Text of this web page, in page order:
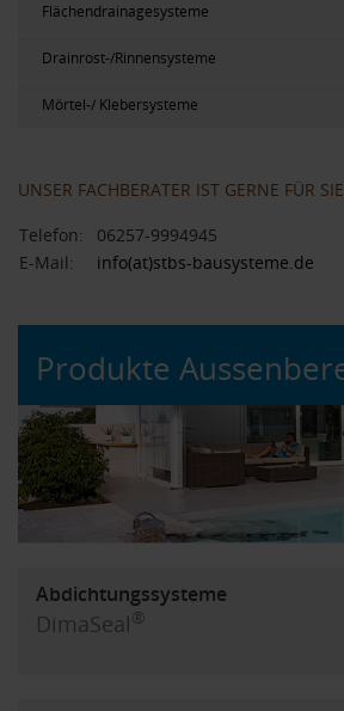
Flächendrainagesysteme
Drainrost-/Rinnensysteme
Mörtel-/ Klebersysteme
UNSER FACHBERATER IST GERNE FÜR
Telefon:
06257-9994945
E-Mail:
info(at)stbs-bausysteme.de
Produkte
Abdichtungssysteme
DimaSeal®